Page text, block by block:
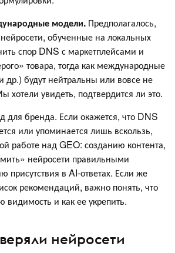
модели. Предполагалось,
обученные на локальных
спор DNS с маркетплейсами и
товара, тогда как международные
будут нейтральны или вовсе не
хотели увидеть, подтвердится ли это.
для бренда. Если окажется, что DNS
или упоминается лишь вскользь,
работе над GEO: созданию контента,
нейросети правильными
присутствия в AI-ответах. Если же
рекомендаций, важно понять, что
видимость и как ее укрепить.
нейросети